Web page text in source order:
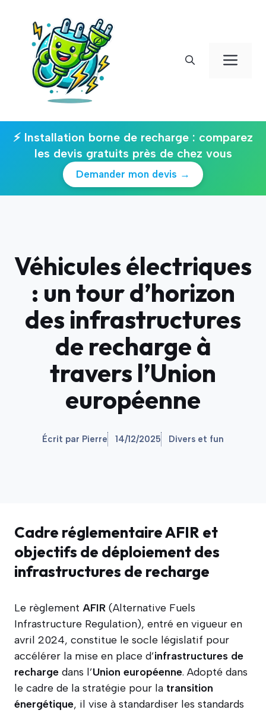
contenu
⚡ Installation borne de recharge : comparez
les devis gratuits près de chez vous
Demander mon devis →
Véhicules électriques
: un tour d’horizon
des infrastructures
de recharge à
travers l’Union
européenne
Écrit par Pierre 14/12/2025 Divers et fun
Cadre réglementaire AFIR et
objectifs de déploiement des
infrastructures de recharge
Le règlement AFIR (Alternative Fuels
Infrastructure Regulation), entré en vigueur en
avril 2024, constitue le socle législatif pour
accélérer la mise en place d’infrastructures de
recharge dans l’Union européenne. Adopté dans
le cadre de la stratégie pour la transition
énergétique, il vise à standardiser les standards